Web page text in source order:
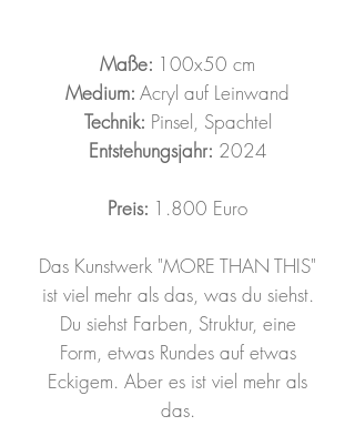
Maße: 100x50 cm
Medium: Acryl auf Leinwand
Technik: Pinsel, Spachtel
Entstehungsjahr: 2024
Preis: 1.800 Euro
Das Kunstwerk "MORE THAN THIS"
ist viel mehr als das, was du siehst.
Du siehst Farben, Struktur, eine
Form, etwas Rundes auf etwas
Eckigem. Aber es ist viel mehr als
das.